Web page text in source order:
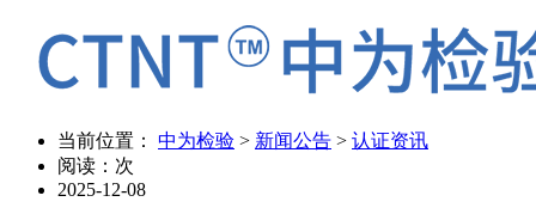
当前位置： 中为检验 > 新闻公告 > 认证资讯
阅读： 次
2025-12-08